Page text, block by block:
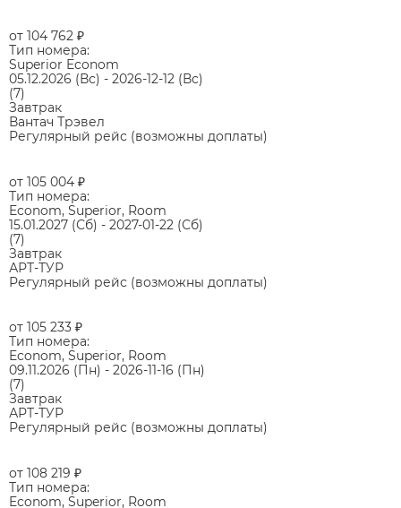
от 104 762 ₽
Тип номера:
Superior Econom
05.12.2026 (Вс) - 2026-12-12 (Вс)
(7)
Завтрак
Вантач Трэвел
Регулярный рейс (возможны доплаты)
от 105 004 ₽
Тип номера:
Econom, Superior, Room
15.01.2027 (Сб) - 2027-01-22 (Сб)
(7)
Завтрак
АРТ-ТУР
Регулярный рейс (возможны доплаты)
от 105 233 ₽
Тип номера:
Econom, Superior, Room
09.11.2026 (Пн) - 2026-11-16 (Пн)
(7)
Завтрак
АРТ-ТУР
Регулярный рейс (возможны доплаты)
от 108 219 ₽
Тип номера:
Econom, Superior, Room